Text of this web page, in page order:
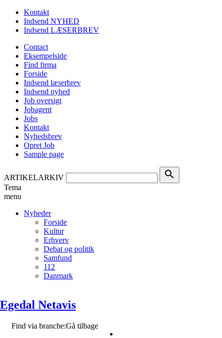
Kontakt
Indsend NYHED
Indsend LÆSERBREV
Contact
Eksempelside
Find firma
Forside
Indsend læserbrev
Indsend nyhed
Job oversigt
Jobagent
Jobs
Kontakt
Nyhedsbrev
Opret Job
Sample page
ARTIKELARKIV search
Tema
menu
Nyheder
Forside
Kultur
Erhverv
Debat og politik
Samfund
112
Danmark
Egedal Netavis
Find via branche:Gå tilbage